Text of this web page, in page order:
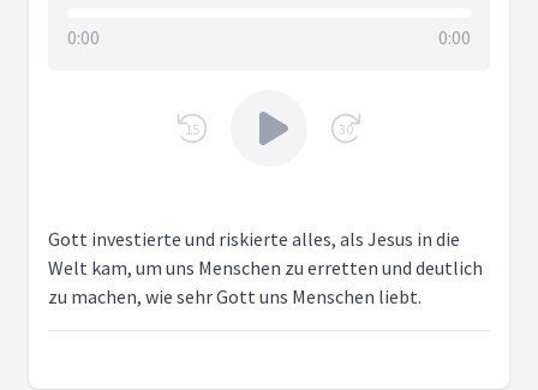
0:00 0:00
15 30
Gott investierte und riskierte alles, als Jesus in die
Welt kam, um uns Menschen zu erretten und deutlich
zu machen, wie sehr Gott uns Menschen liebt.